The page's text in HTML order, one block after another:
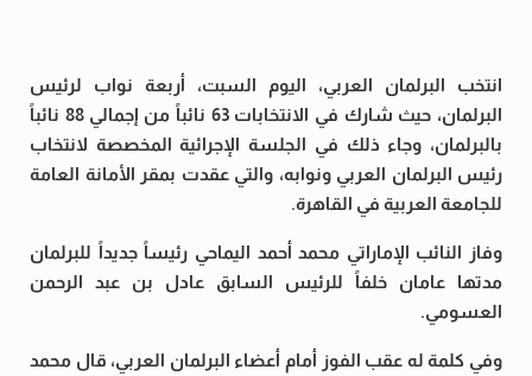
انتخب البرلمان العربي، اليوم السبت، أربعة نواب لرئيس
البرلمان، حيث شارك في الانتخابات 63 نائباً من إجمالي 88 نائباً
بالبرلمان، وجاء ذلك في الجلسة الإجرائية المخصصة لانتخاب
رئيس البرلمان العربي ونوابه، والتي عقدت بمقر الأمانة العامة
للجامعة العربية في القاهرة.
وفاز النائب الإماراتي محمد أحمد اليماحي رئيساً جديداً للبرلمان
مدتها عامان خلفاً للرئيس السابق عادل بن عبد الرحمن
العسومي.
وفي كلمة له عقب الفوز أمام أعضاء البرلمان العربي، قال محمد